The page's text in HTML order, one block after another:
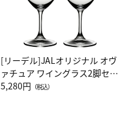
[リーデル]JALオリジナル オヴ
ァチュア ワイングラス2脚セッ
ト（レッドワイン）
5,280円 （税込）